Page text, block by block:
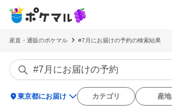
産直・通販のポケマル #7月にお届けの予約の検索結果
location_on東京都にお届け カテゴリ 産地